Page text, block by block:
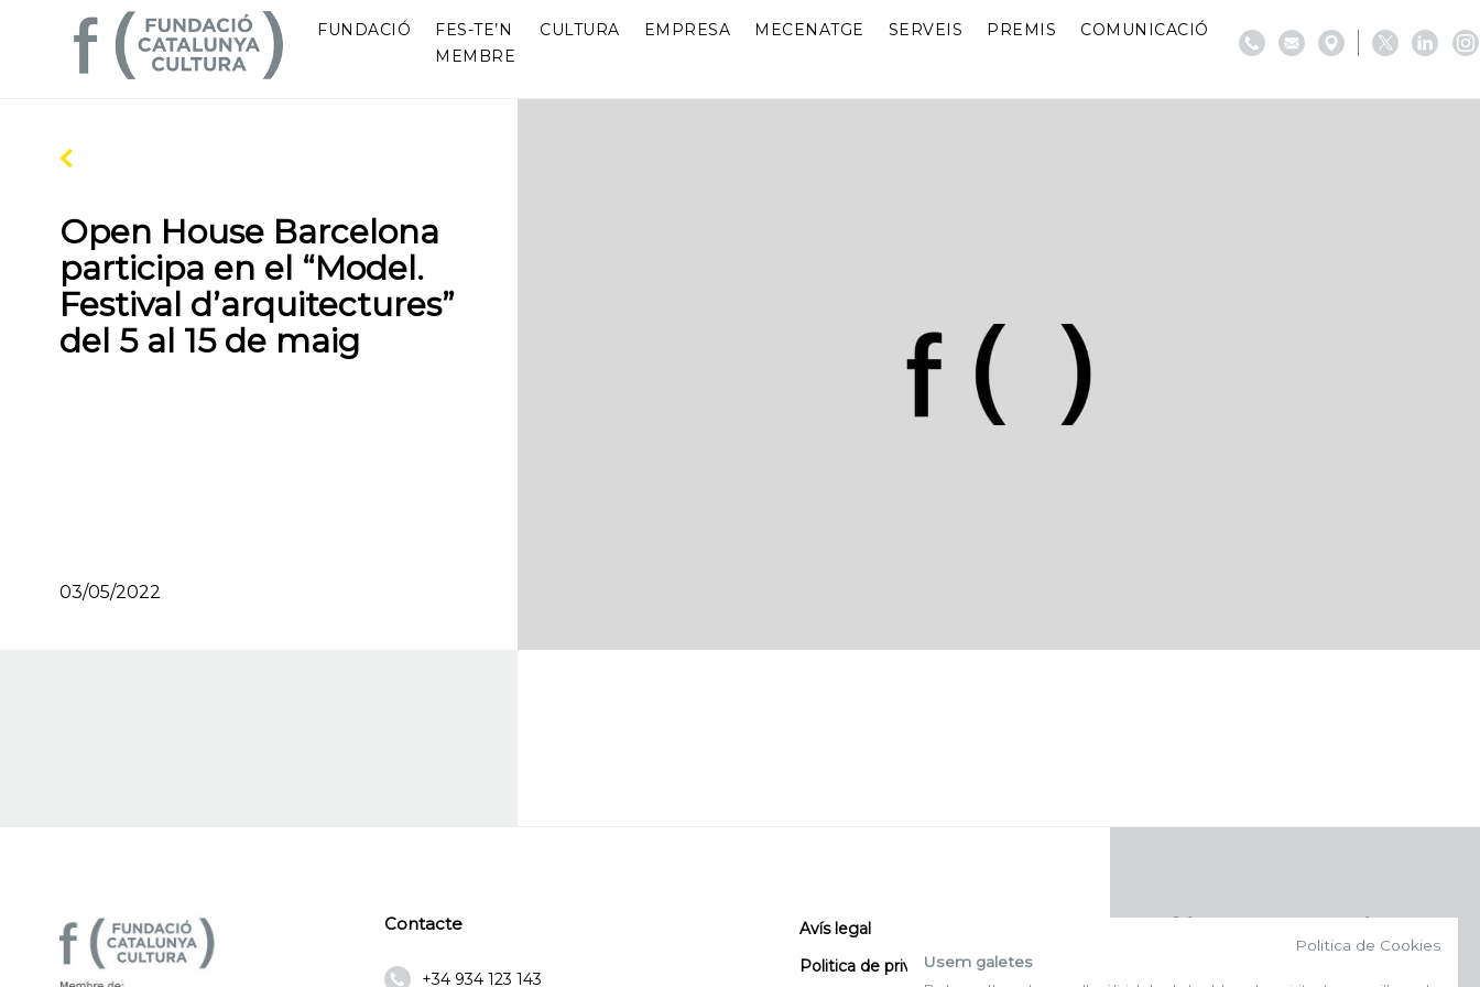
FUNDACIÓ
FES-TE’N
MEMBRE
CULTURA EMPRESA MECENATGE SERVEIS PREMIS COMUNICACIÓ
Open House Barcelona
participa en el “Model.
Festival d’arquitectures”
del 5 al 15 de maig
03/05/2022
Contacte
+34 934 123 143
Avís legal
Politica de privacitat
Politica de Cookies
Usem galetes